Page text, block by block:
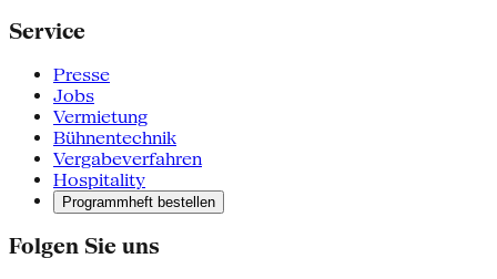
Service
Presse
Jobs
Vermietung
Bühnentechnik
Vergabeverfahren
Hospitality
Programmheft bestellen
Folgen Sie uns